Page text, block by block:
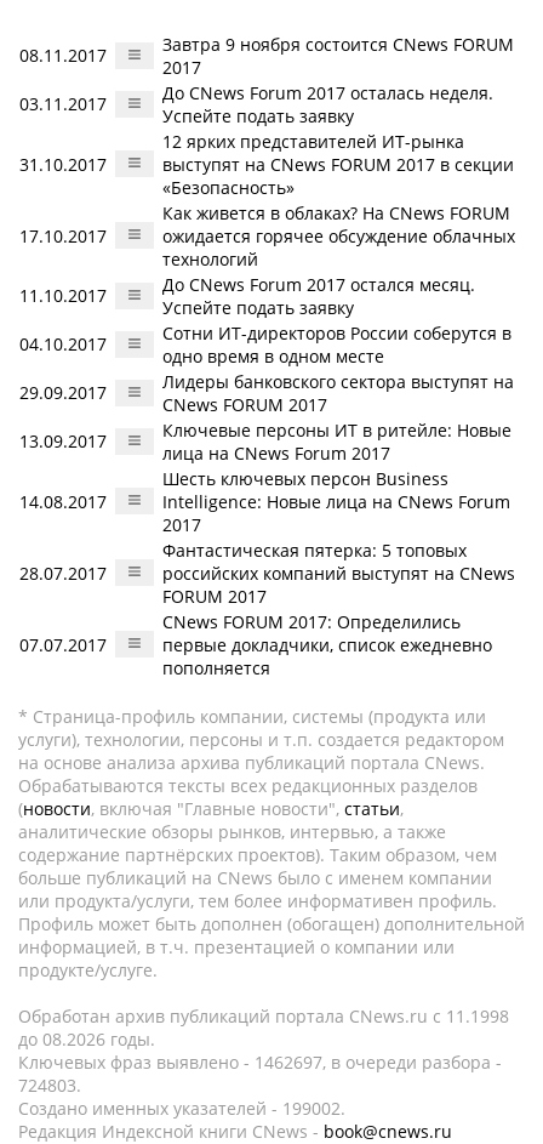
08.11.2017
Завтра 9 ноября состоится CNews FORUM
2017
03.11.2017
До CNews Forum 2017 осталась неделя.
Успейте подать заявку
31.10.2017
12 ярких представителей ИТ-рынка
выступят на CNews FORUM 2017 в секции
«Безопасность»
17.10.2017
Как живется в облаках? На CNews FORUM
ожидается горячее обсуждение облачных
технологий
11.10.2017
До CNews Forum 2017 остался месяц.
Успейте подать заявку
04.10.2017
Сотни ИТ-директоров России соберутся в
одно время в одном месте
29.09.2017
Лидеры банковского сектора выступят на
CNews FORUM 2017
13.09.2017
Ключевые персоны ИТ в ритейле: Новые
лица на CNews Forum 2017
14.08.2017
Шесть ключевых персон Business
Intelligence: Новые лица на CNews Forum
2017
28.07.2017
Фантастическая пятерка: 5 топовых
российских компаний выступят на CNews
FORUM 2017
07.07.2017
CNews FORUM 2017: Определились
первые докладчики, список ежедневно
пополняется
* Страница-профиль компании, системы (продукта или
услуги), технологии, персоны и т.п. создается редактором
на основе анализа архива публикаций портала CNews.
Обрабатываются тексты всех редакционных разделов
(новости, включая "Главные новости", статьи,
аналитические обзоры рынков, интервью, а также
содержание партнёрских проектов). Таким образом, чем
больше публикаций на CNews было с именем компании
или продукта/услуги, тем более информативен профиль.
Профиль может быть дополнен (обогащен) дополнительной
информацией, в т.ч. презентацией о компании или
продукте/услуге.
Обработан архив публикаций портала CNews.ru c 11.1998
до 08.2026 годы.
Ключевых фраз выявлено - 1462697, в очереди разбора -
724803.
Создано именных указателей - 199002.
Редакция Индексной книги CNews - book@cnews.ru